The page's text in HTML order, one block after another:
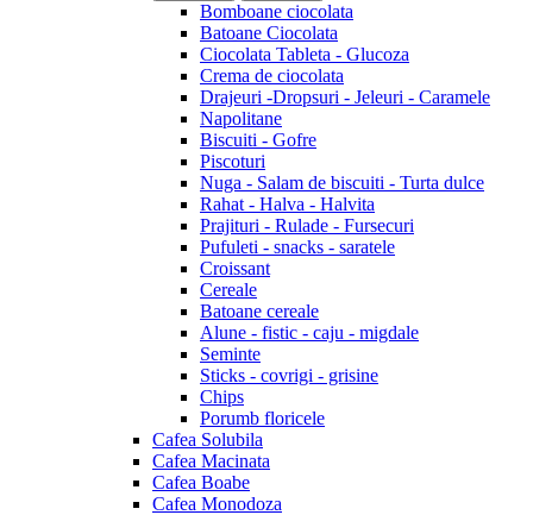
Bomboane ciocolata
Batoane Ciocolata
Ciocolata Tableta - Glucoza
Crema de ciocolata
Drajeuri -Dropsuri - Jeleuri - Caramele
Napolitane
Biscuiti - Gofre
Piscoturi
Nuga - Salam de biscuiti - Turta dulce
Rahat - Halva - Halvita
Prajituri - Rulade - Fursecuri
Pufuleti - snacks - saratele
Croissant
Cereale
Batoane cereale
Alune - fistic - caju - migdale
Seminte
Sticks - covrigi - grisine
Chips
Porumb floricele
Cafea Solubila
Cafea Macinata
Cafea Boabe
Cafea Monodoza